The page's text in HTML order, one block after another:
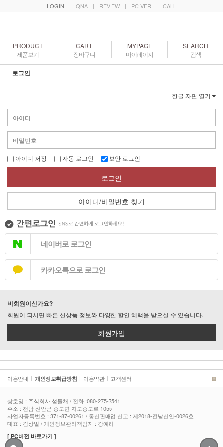
LOGIN | QNA | REVIEW | PC VER | CALL
PRODUCT
제품보기
CART
장바구니
MYPAGE
마이페이지
SEARCH
검색
로그인
한글 자판 열기
아이디 저장 자동 로그인 보안 로그인
로그인
아이디/비밀번호 찾기
네이버로 로그인
카카오톡으로 로그인
비회원이신가요?
회원이 되시면 빠른 신상품 정보와 다양한 할인 혜택을 받으실 수 있습니다.
회원가입
이용안내 | 개인정보취급방침 | 이용약관 | 고객센터
상호명 : 주식회사 섬들채 / 전화 :080-275-7541
주소 : 전남 신안군 증도면 지도증도로 1055
사업자등록번호 : 371-87-00261 / 통신판매업 신고 : 제2018-전남신안-0026호
대표 : 김상일 / 개인정보관리책임자 : 강예리
[ PC버전 바로가기 ]